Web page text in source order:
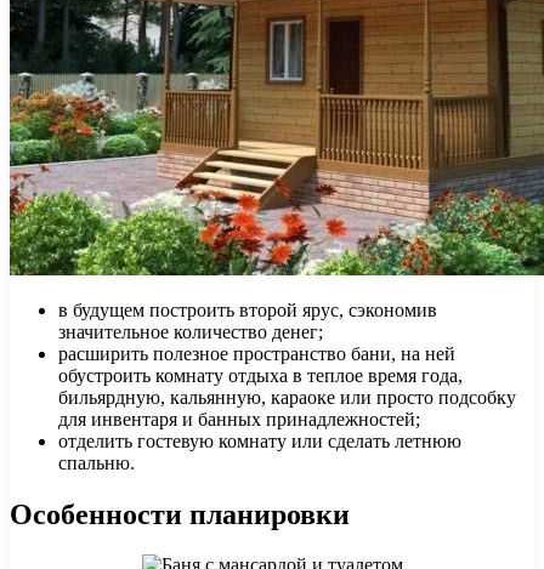
в будущем построить второй ярус, сэкономив
значительное количество денег;
расширить полезное пространство бани, на ней
обустроить комнату отдыха в теплое время года,
бильярдную, кальянную, караоке или просто подсобку
для инвентаря и банных принадлежностей;
отделить гостевую комнату или сделать летнюю
спальню.
Особенности планировки